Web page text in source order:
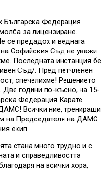
Българска Федерация
за лицензиране.
се предадох и веднага
Софийския Съд не уважи
Последната инстанция бе
Съд/. Пред петчленен
спечелихме! Решението
Две години по-късно, на 15-
Федерация Карате
Всички ние, трениращи
на Председателя на ДАМС
екип.
стана много трудно и с
и справедливостта
на всички хора,